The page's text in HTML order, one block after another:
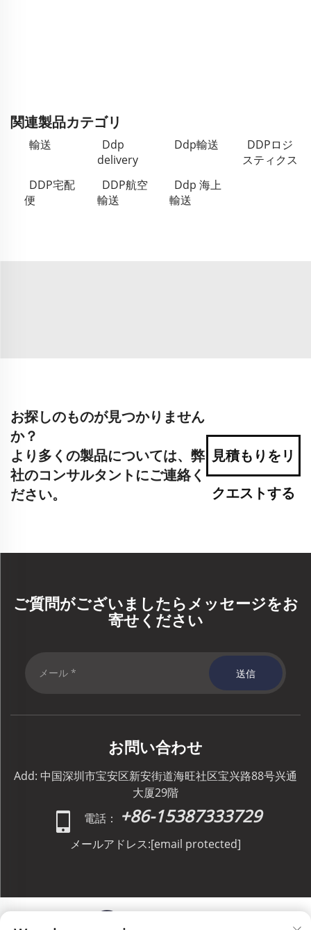
関連製品カテゴリ
輸送
Ddp
delivery
Ddp輸送
DDPロジ
スティクス
DDP宅配
便
DDP航空
輸送
Ddp 海上
輸送
お探しのものが見つかりません
か？
より多くの製品については、弊
社のコンサルタントにご連絡く
ださい。
見積もりをリ
クエストする
ご質問がございましたらメッセージをお
寄せください
送信
お問い合わせ
Add: 中国深圳市宝安区新安街道海旺社区宝兴路88号兴通
大厦29階
電話：
+86-15387333729
メールアドレス:[email protected]